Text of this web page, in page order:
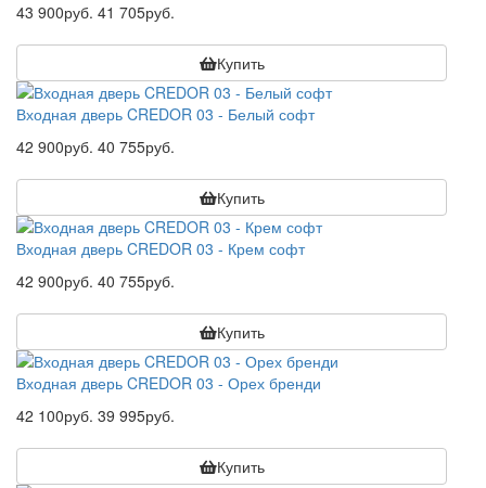
43 900руб. 41 705руб.
Купить
Входная дверь CREDOR 03 - Белый софт
42 900руб. 40 755руб.
Купить
Входная дверь CREDOR 03 - Крем софт
42 900руб. 40 755руб.
Купить
Входная дверь CREDOR 03 - Орех бренди
42 100руб. 39 995руб.
Купить